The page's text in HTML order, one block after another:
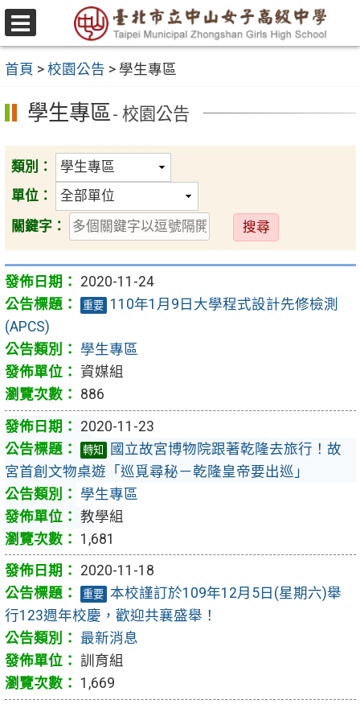
跳
至
要
內
容
區
選
單
首頁 > 校園公告 > 學生專區
學生專區 - 校園公告
類別：
單位：
關鍵字：
送
出
2020-11-24
重要 110年1月9日大學程式設計先修檢測
(APCS)
學生專區
資媒組
886
2020-11-23
轉知
國立故宮博物院跟著乾隆去旅行！故
宮首創文物桌遊「巡覓尋秘－乾隆皇帝要出巡」
學生專區
教學組
1,681
2020-11-18
重要 本校謹訂於109年12月5日(星期六)舉
行123週年校慶，歡迎共襄盛舉！
最新消息
訓育組
1,669